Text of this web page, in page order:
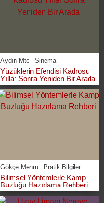
Aydın Mtc Sinema
Yüzüklerin Efendisi Kadrosu
Yıllar Sonra Yeniden Bir Arada
Gökçe Mehru Pratik Bilgiler
Bilimsel Yöntemlerle Kamp
Buzluğu Hazırlama Rehberi